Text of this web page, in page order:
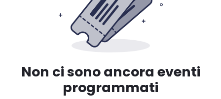
Non ci sono ancora eventi
programmati